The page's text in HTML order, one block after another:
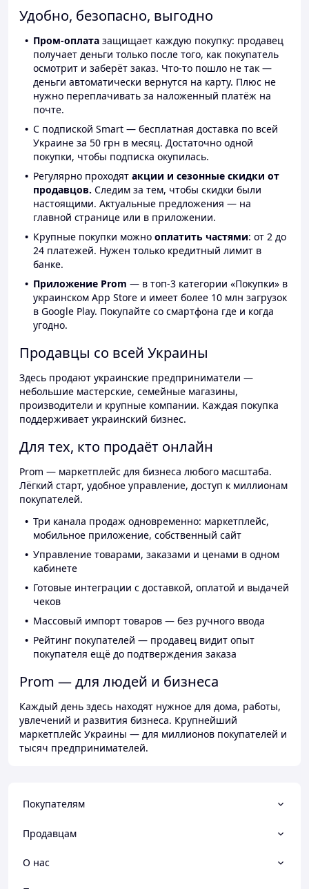
Удобно, безопасно, выгодно
Пром-оплата защищает каждую покупку: продавец
получает деньги только после того, как покупатель
осмотрит и заберёт заказ. Что-то пошло не так —
деньги автоматически вернутся на карту. Плюс не
нужно переплачивать за наложенный платёж на
почте.
С подпиской Smart — бесплатная доставка по всей
Украине за 50 грн в месяц. Достаточно одной
покупки, чтобы подписка окупилась.
Регулярно проходят акции и сезонные скидки от
продавцов. Следим за тем, чтобы скидки были
настоящими. Актуальные предложения — на
главной странице или в приложении.
Крупные покупки можно оплатить частями: от 2 до
24 платежей. Нужен только кредитный лимит в
банке.
Приложение Prom — в топ-3 категории «Покупки» в
украинском App Store и имеет более 10 млн загрузок
в Google Play. Покупайте со смартфона где и когда
угодно.
Продавцы со всей Украины
Здесь продают украинские предприниматели —
небольшие мастерские, семейные магазины,
производители и крупные компании. Каждая покупка
поддерживает украинский бизнес.
Для тех, кто продаёт онлайн
Prom — маркетплейс для бизнеса любого масштаба.
Лёгкий старт, удобное управление, доступ к миллионам
покупателей.
Три канала продаж одновременно: маркетплейс,
мобильное приложение, собственный сайт
Управление товарами, заказами и ценами в одном
кабинете
Готовые интеграции с доставкой, оплатой и выдачей
чеков
Массовый импорт товаров — без ручного ввода
Рейтинг покупателей — продавец видит опыт
покупателя ещё до подтверждения заказа
Prom — для людей и бизнеса
Каждый день здесь находят нужное для дома, работы,
увлечений и развития бизнеса. Крупнейший
маркетплейс Украины — для миллионов покупателей и
тысяч предпринимателей.
Покупателям
Продавцам
О нас